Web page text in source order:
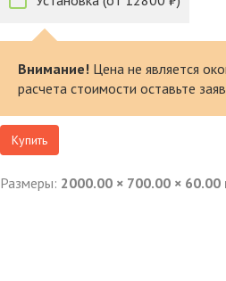
Внимание! Цена не является
расчета стоимости оставьте
Купить
Размеры: 2000.00 × 700.00 ×